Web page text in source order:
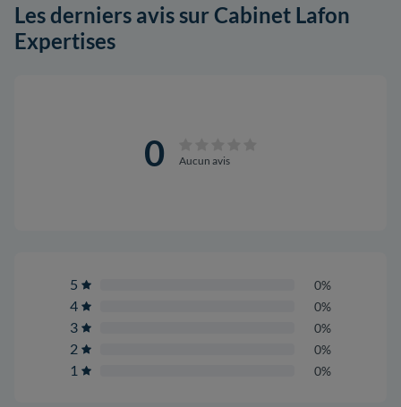
Les derniers avis sur Cabinet Lafon
Expertises
0 Aucun avis
5 0%
4 0%
3 0%
2 0%
1 0%